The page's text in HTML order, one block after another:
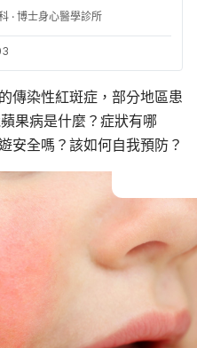
· 博士身心醫學診所
傳染性紅斑症，部分地區患
果病是什麼？症狀有哪
安全嗎？該如何自我預防？